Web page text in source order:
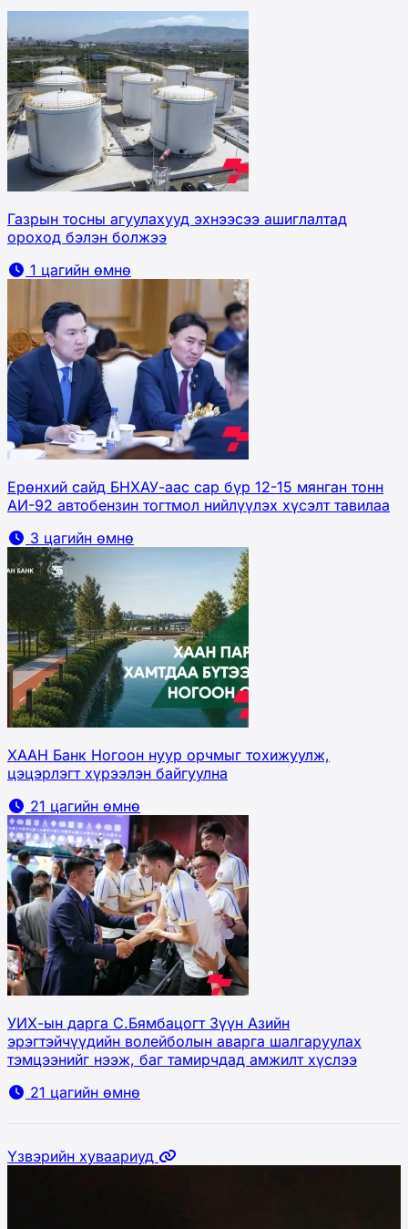
Газрын тосны агуулахууд эхнээсээ ашиглалтад
ороход бэлэн болжээ
1 цагийн өмнө
Ерөнхий сайд БНХАУ-аас сар бүр 12-15 мянган тонн
АИ-92 автобензин тогтмол нийлүүлэх хүсэлт тавилаа
3 цагийн өмнө
ХААН Банк Ногоон нуур орчмыг тохижуулж,
цэцэрлэгт хүрээлэн байгуулна
21 цагийн өмнө
УИХ-ын дарга С.Бямбацогт Зүүн Азийн
эрэгтэйчүүдийн волейболын аварга шалгаруулах
тэмцээнийг нээж, баг тамирчдад амжилт хүслээ
21 цагийн өмнө
Үзвэрийн хуваариуд